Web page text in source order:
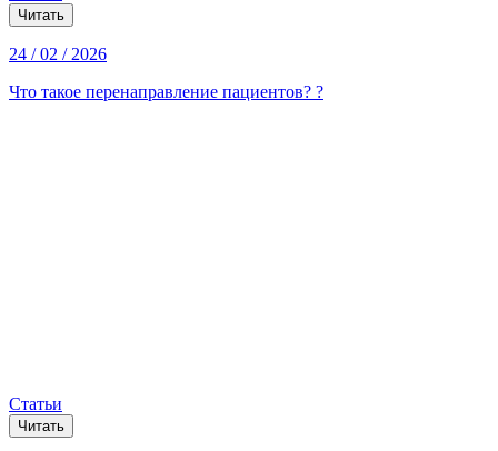
Читать
24 / 02 / 2026
Что такое перенаправление пациентов? ?
Статьи
Читать